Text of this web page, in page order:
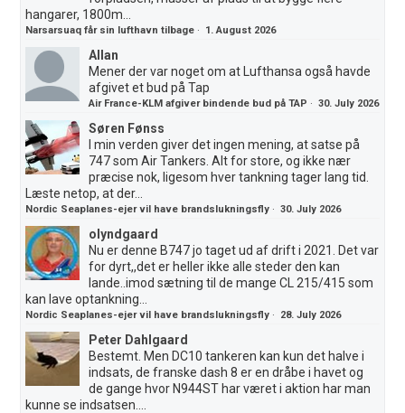
hangarer, 1800m...
Narsarsuaq får sin lufthavn tilbage · 1. August 2026
Allan
Mener der var noget om at Lufthansa også havde
afgivet et bud på Tap
Air France-KLM afgiver bindende bud på TAP ·30. July 2026
Søren Fønss
I min verden giver det ingen mening, at satse på
747 som Air Tankers. Alt for store, og ikke nær
præcise nok, ligesom hver tankning tager lang tid.
Læste netop, at der...
Nordic Seaplanes-ejer vil have brandslukningsfly ·30. July 2026
olyndgaard
Nu er denne B747 jo taget ud af drift i 2021. Det var
for dyrt,,det er heller ikke alle steder den kan
lande..imod sætning til de mange CL 215/415 som
kan lave optankning...
Nordic Seaplanes-ejer vil have brandslukningsfly · 28. July 2026
Peter Dahlgaard
Bestemt. Men DC10 tankeren kan kun det halve i
indsats, de franske dash 8 er en dråbe i havet og
de gange hvor N944ST har været i aktion har man
kunne se indsatsen....